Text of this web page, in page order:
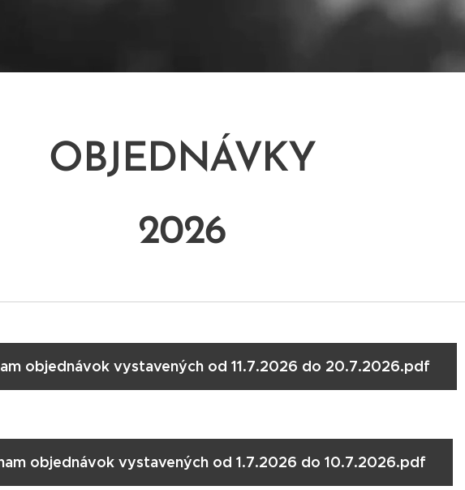
OBJEDNÁVKY
2026
objednávok vystavených od 11.7.2026 do 20.7.2026.pdf
objednávok vystavených od 1.7.2026 do 10.7.2026.pdf